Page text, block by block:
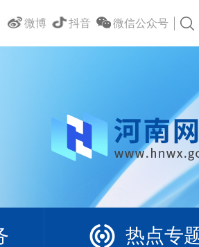
微信公众号
抖音
微博
热点专